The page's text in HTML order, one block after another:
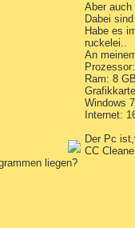
Aber
Dabei
Habe es
ruckelei..
An
Ram: 8 GB
Windows
Internet:
Der Pc
CC
liegen?